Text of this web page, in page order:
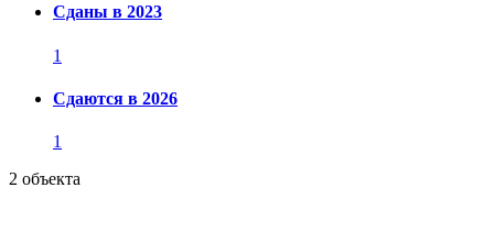
Сданы в 2023
1
Сдаются в 2026
1
2 объекта